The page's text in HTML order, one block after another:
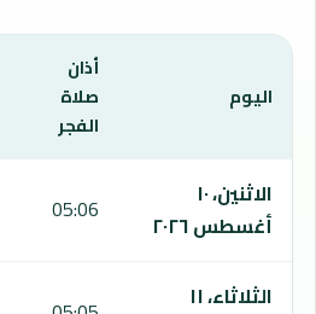
اليوم
أذان
صلاة
الفجر
الاثنين، ١٠
أغسطس ٢٠٢٦
05:06
الثلاثاء، ١١